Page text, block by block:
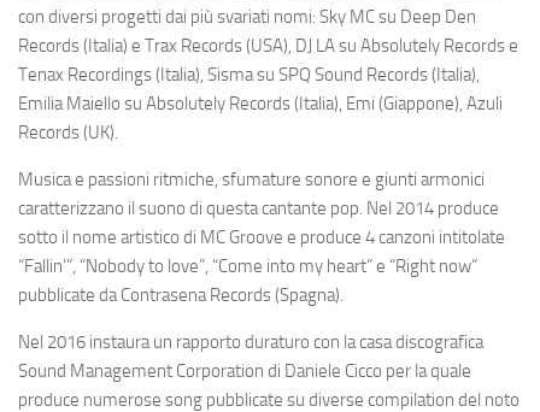
con diversi progetti dai più svariati nomi: Sky MC su Deep Den
Records (Italia) e Trax Records (USA), DJ LA su Absolutely Records e
Tenax Recordings (Italia), Sisma su SPQ Sound Records (Italia),
Emilia Maiello su Absolutely Records (Italia), Emi (Giappone), Azuli
Records (UK).
Musica e passioni ritmiche, sfumature sonore e giunti armonici
caratterizzano il suono di questa cantante pop. Nel 2014 produce
sotto il nome artistico di MC Groove e produce 4 canzoni intitolate
“Fallin’”, “Nobody to love”, “Come into my heart” e “Right now”
pubblicate da Contrasena Records (Spagna).
Nel 2016 instaura un rapporto duraturo con la casa discografica
Sound Management Corporation di Daniele Cicco per la quale
produce numerose song pubblicate su diverse compilation del noto